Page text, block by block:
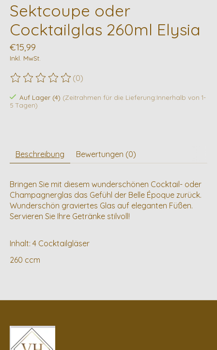
Sektcoupe oder
Cocktailglas 260ml Elysia
€15,99
Inkl. MwSt.
Die Bewertung dieses Produkts ist
(0)
Auf Lager (4) (Zeitrahmen für die Lieferung:Innerhalb von 1-
5 Tagen)
Beschreibung Bewertungen (0)
Bringen Sie mit diesem wunderschönen Cocktail- oder
Champagnerglas das Gefühl der Belle Époque zurück.
Wunderschön graviertes Glas auf eleganten Füßen.
Servieren Sie Ihre Getränke stilvoll!
Inhalt: 4 Cocktailgläser
260 ccm